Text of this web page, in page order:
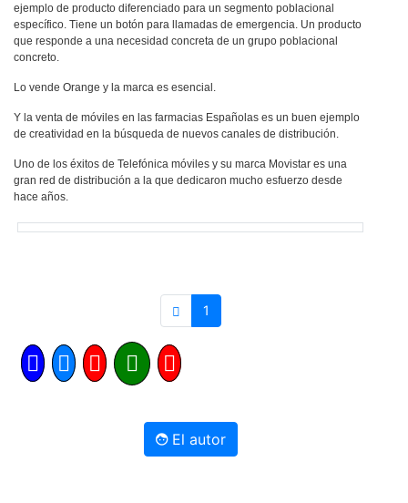
ejemplo de producto diferenciado para un segmento poblacional
específico. Tiene un botón para llamadas de emergencia. Un producto
que responde a una necesidad concreta de un grupo poblacional
concreto.
Lo vende Orange y la marca es esencial.
Y la venta de móviles en las farmacias Españolas es un buen ejemplo
de creatividad en la búsqueda de nuevos canales de distribución.
Uno de los éxitos de Telefónica móviles y su marca Movistar es una
gran red de distribución a la que dedicaron mucho esfuerzo desde
hace años.
1
El autor